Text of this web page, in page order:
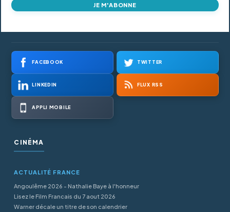
JE M'ABONNE
FACEBOOK TWITTER
LINKEDIN FLUX RSS
APPLI MOBILE
CINÉMA
ACTUALITÉ FRANCE
Angoulême 2026 - Nathalie Baye à l'honneur
Lisez le Film Francais du 7 aout 2026
Warner décale un titre de son calendrier